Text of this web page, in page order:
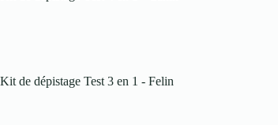
Kit de dépistage Test 3 en 1 - Felin